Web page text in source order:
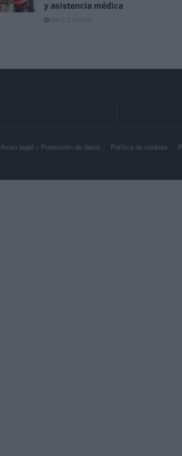
y asistencia médica
HACE 2 HORAS
Aviso legal – Protección de datos Política de cookies